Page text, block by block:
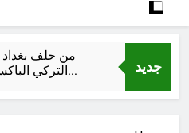
جديد
من حلف
التركي